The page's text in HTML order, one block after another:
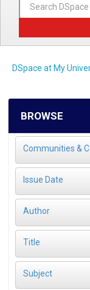
DSpace at My
BROWSE
Communities &
Issue Date
Author
Title
Subject